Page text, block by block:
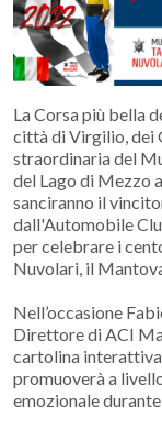
La Corsa più bella
città di Virgilio, dei
straordinaria del
del Lago di Mezzo
sanciranno il
dall'Automobile
per celebrare i
Nuvolari, il
Nell’occasione
Direttore di ACI
cartolina interattiva
promuoverà a
emozionale